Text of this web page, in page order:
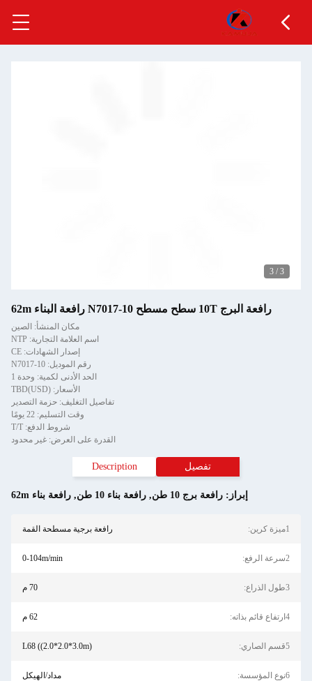
3
/
3
رافعة البرج 10T سطح مسطح N7017-10 رافعة البناء 62m
مكان المنشأ: الصين
اسم العلامة التجارية: NTP
إصدار الشهادات: CE
رقم الموديل: N7017-10
الحد الأدنى لكمية: وحدة 1
الأسعار: TBD(USD)
تفاصيل التغليف: حزمة التصدير
وقت التسليم: 22 يومًا
شروط الدفع: T/T
القدرة على العرض: غير محدود
تفصيل Description
إبراز: رافعة برج 10 طن , رافعة بناء 10 طن , رافعة بناء 62m
1ميزة كرين: رافعة برجية مسطحة القمة
2سرعة الرفع: 0-104m/min
3طول الذراع: 70 م
4ارتفاع قائم بذاته: 62 م
5قسم الصاري: L68 ((2.0*2.0*3.0m)
6نوع المؤسسة: مداد/الهيكل